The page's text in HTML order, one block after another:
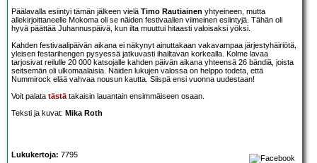
Päälavalla esiintyi tämän jälkeen vielä Timo Rautiainen yhtyeineen, mutta
allekirjoittaneelle Mokoma oli se näiden festivaalien viimeinen esiintyjä. Tähän oli
hyvä päättää Juhannuspäivä, kun ilta muuttui hitaasti valoisaksi yöksi.
Kahden festivaalipäivän aikana ei näkynyt ainuttakaan vakavampaa järjestyhäiriötä,
yleisen festarihengen pysyessä jatkuvasti ihailtavan korkealla. Kolme lavaa
tarjosivat reilulle 20 000 katsojalle kahden päivän aikana yhteensä 26 bändiä, joista
seitsemän oli ulkomaalaisia. Näiden lukujen valossa on helppo todeta, että
Nummirock elää vahvaa nousun kautta. Siispä ensi vuonna uudestaan!
Voit palata tästätakaisin lauantain ensimmäiseen osaan.
Teksti ja kuvat: Mika Roth
Lukukertoja: 7795